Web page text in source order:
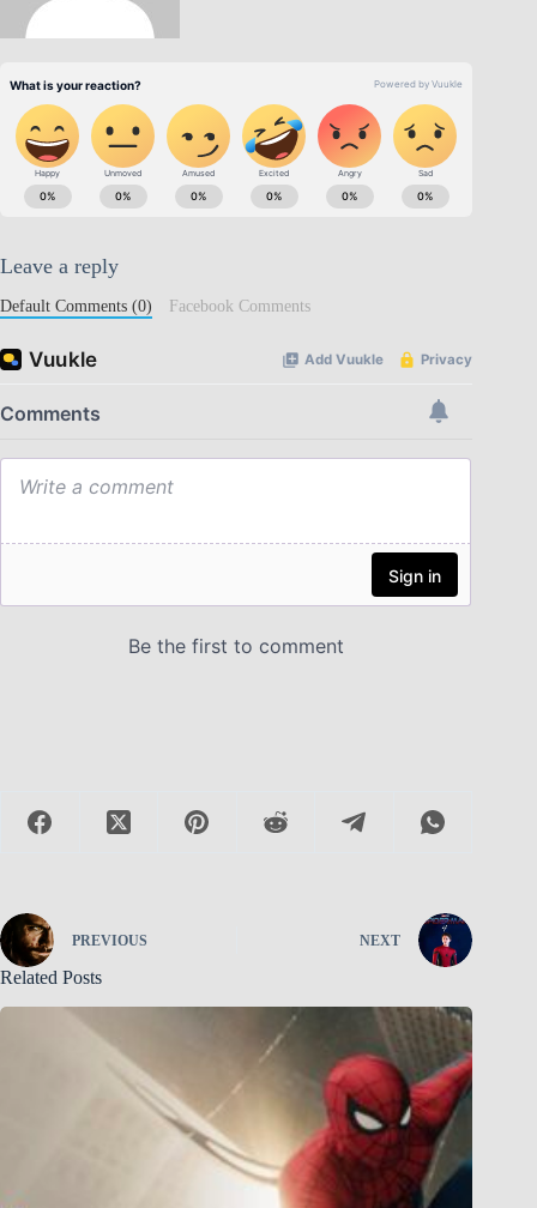
Leave a reply
Default Comments (0) Facebook Comments
PREVIOUS NEXT
Related Posts